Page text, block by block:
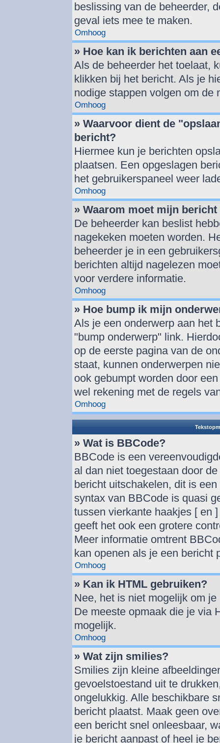
beslissing van de beheerder,
geval iets mee te maken.
Omhoog
» Hoe kan ik berichten aan
Als de beheerder het toelaat,
klikken bij het bericht. Als je
nodige stappen volgen om de
Omhoog
» Waarvoor dient de
bericht?
Hiermee kun je berichten
plaatsen. Een opgeslagen
het gebruikerspaneel weer
Omhoog
» Waarom moet mijn
De beheerder kan beslist
nagekeken moeten worden.
beheerder je in een
berichten altijd nagelezen
voor verdere informatie.
Omhoog
» Hoe bump ik mijn
Als je een onderwerp aan het
"bump onderwerp" link.
op de eerste pagina van de
staat, kunnen onderwerpen
ook gebumpt worden door
wel rekening met de regels
Omhoog
» Wat is BBCode?
BBCode is een
al dan niet toegestaan door
bericht uitschakelen, dit is
syntax van BBCode is quasi
tussen vierkante haakjes [ en
geeft het ook een grotere
Meer informatie omtrent
kan openen als je een bericht
Omhoog
» Kan ik HTML gebruiken?
Nee, het is niet mogelijk om
De meeste opmaak die je via
mogelijk.
Omhoog
» Wat zijn smilies?
Smilies zijn kleine
gevoelstoestand uit te
ongelukkig. Alle beschikbare
bericht plaatst. Maak geen
een bericht snel onleesbaar,
je bericht aanpast of heel je